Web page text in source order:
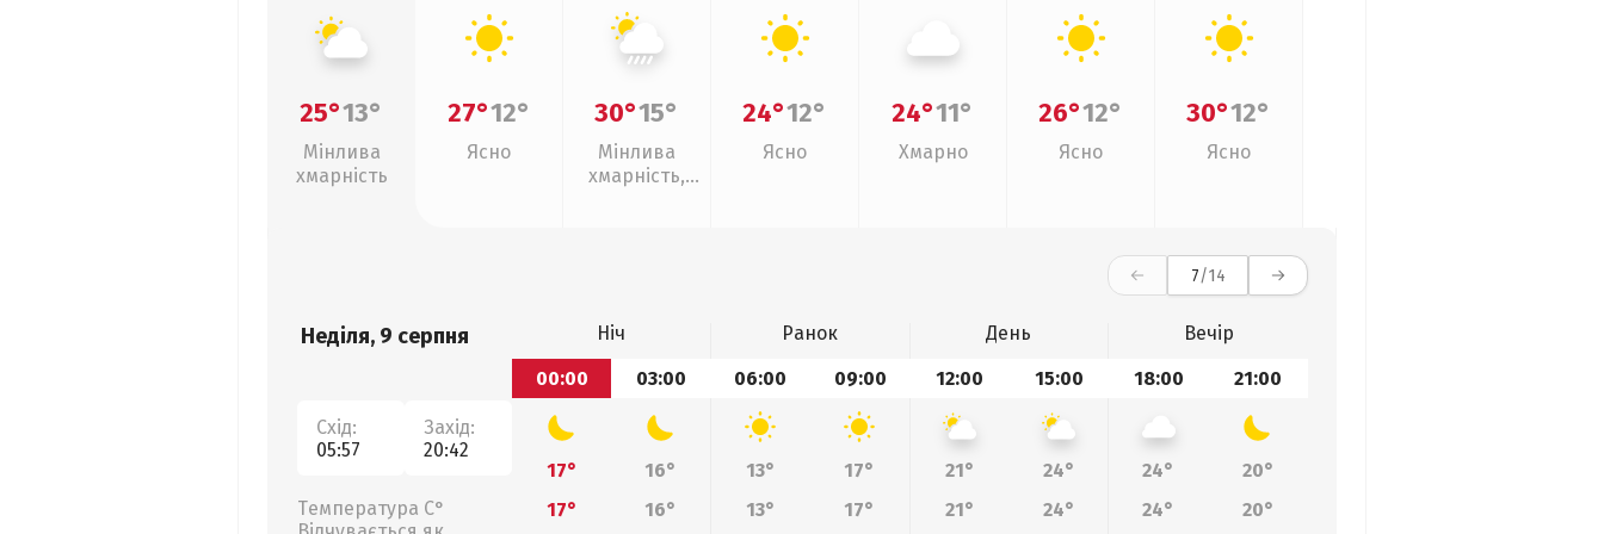
25°13°
Мінлива
хмарність
27°12°
Ясно
30°15°
Мінлива
хмарність,
24°12°
Ясно
24°11°
Хмарно
26°12°
Ясно
30°12°
Ясно
7/14
Неділя, 9 серпня
Схід:
05:57
Захід:
20:42
Температура С°
Ніч Ранок День
Вечір
00:00
03:00 06:00 09:00 12:00 15:00 18:00 21:00
17° 16° 13° 17° 21° 24° 24°
20°
17°
16° 13° 17° 21° 24° 24° 20°